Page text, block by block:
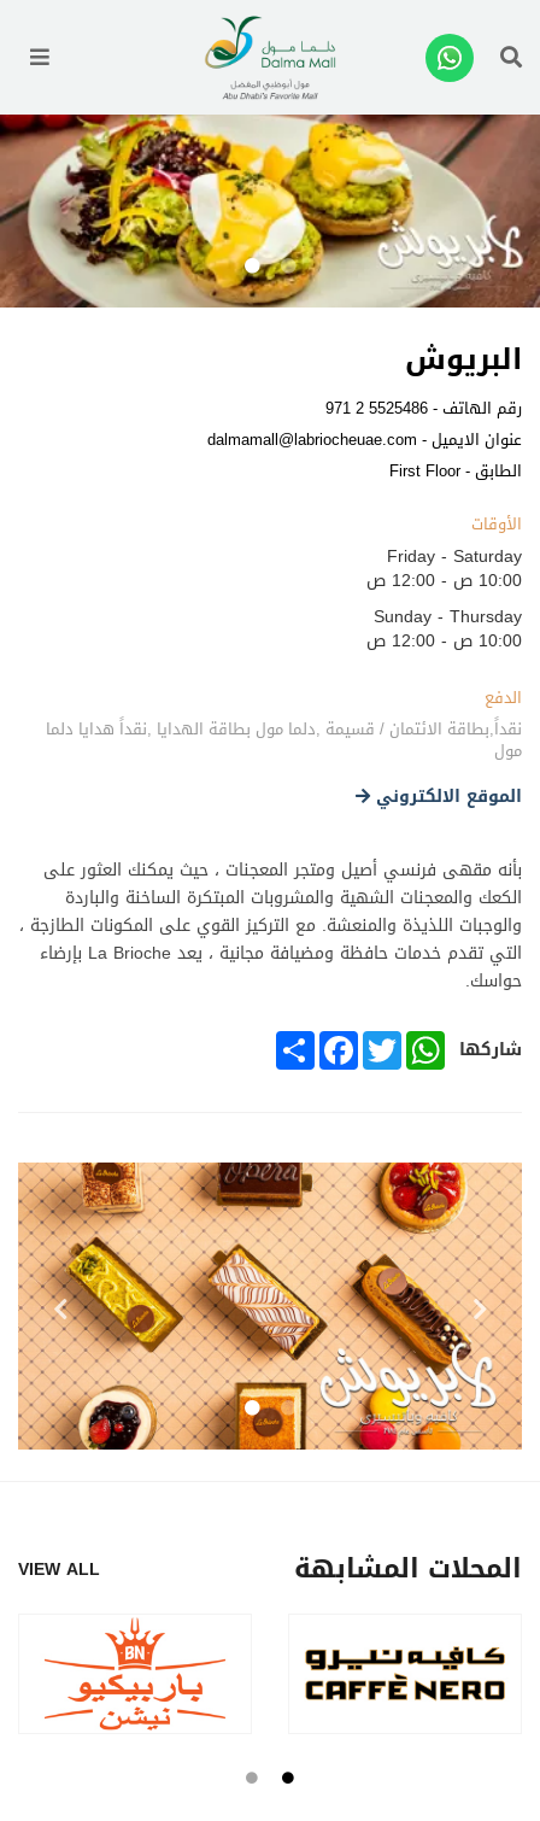
البريوش
رقم الهاتف -971 2 5525486
عنوان الايميل - dalmamall@labriocheuae.com
الطابق - First Floor
الأوقات
Friday - Saturday
10:00 ص - 12:00 ص
Sunday - Thursday
10:00 ص - 12:00 ص
الدفع
نقداً,بطاقة الائتمان / قسيمة ,دلما مول بطاقة الهدايا ,نقداً هدايا دلما
مول
الموقع الالكتروني
بأنه مقهى فرنسي أصيل ومتجر المعجنات ، حيث يمكنك العثور على
الكعك والمعجنات الشهية والمشروبات المبتكرة الساخنة والباردة
والوجبات اللذيذة والمنعشة. مع التركيز القوي على المكونات الطازجة ،
التي تقدم خدمات حافظة ومضيافة مجانية ، يعد La Brioche بإرضاء
حواسك.
شاركها SHARE
FACEBOOKTWITTER
WHATSAPP
المحلات المشابهة VIEW ALL